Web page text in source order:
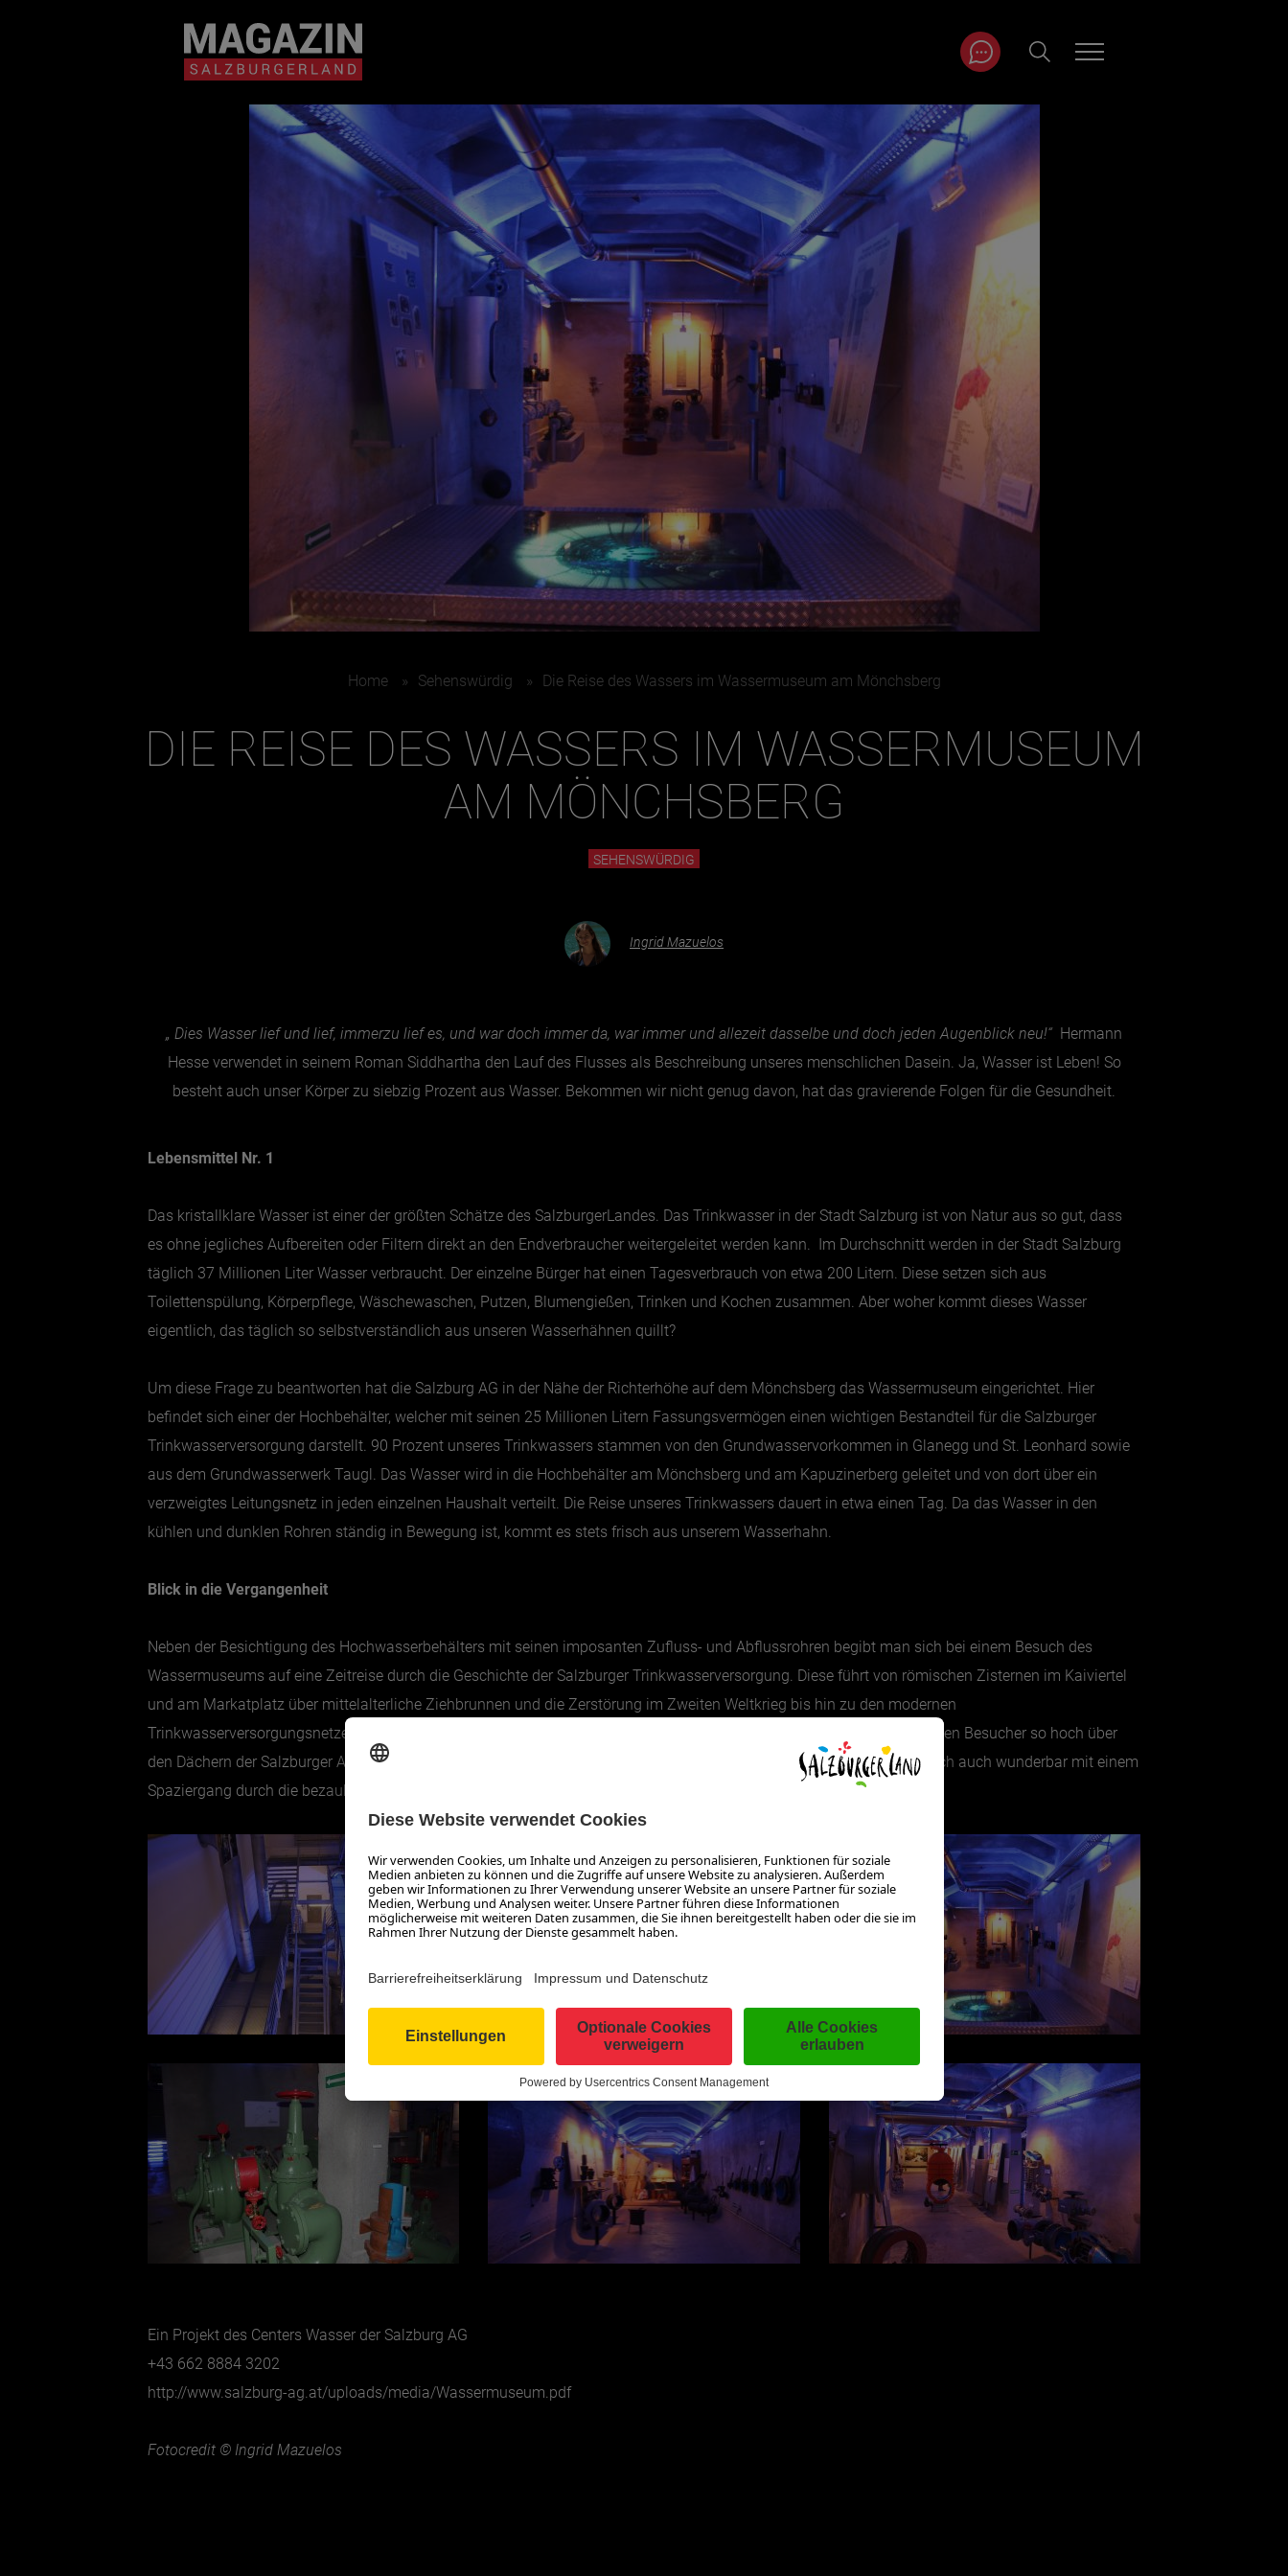
BEITRÄGE IN MEINER
KATEGORIEN
Essen & Trinken
Outdoor & Sport
Gesundheit
Nachhaltigkeit
Sehenswürdig
Kunst & Kultur
Brauchtum
Lifestyle
Hotel & Reise
Archiv
BEITRÄGE NACH
MONAT
Jänner
Februar
März
April
Mai
Juni
Juli
August
September
Oktober
November
Home » Sehenswürdig » Die Reise des Wassers im Wassermuseum am Mönchsberg
DIE REISE DES WASSERS IM WASSERMUSEUM
AM MÖNCHSBERG
SEHENSWÜRDIG
Ingrid Mazuelos
„ Dies Wasser lief und lief, immerzu lief es, und war doch immer da, war immer und allezeit dasselbe und doch jeden Augenblick neu!“Hermann
Hesse verwendet in seinem Roman Siddhartha den Lauf des Flusses als Beschreibung unseres menschlichen Dasein. Ja, Wasser ist Leben! So
besteht auch unser Körper zu siebzig Prozent aus Wasser. Bekommen wir nicht genug davon, hat das gravierende Folgen für die Gesundheit.
Lebensmittel Nr. 1
Das kristallklare Wasser ist einer der größten Schätze des SalzburgerLandes. Das Trinkwasser in der Stadt Salzburg ist von Natur aus so gut, dass
es ohne jegliches Aufbereiten oder Filtern direkt an den Endverbraucher weitergeleitet werden kann. Im Durchschnitt werden in der Stadt Salzburg
täglich 37 Millionen Liter Wasser verbraucht. Der einzelne Bürger hat einen Tagesverbrauch von etwa 200 Litern. Diese setzen sich aus
Toilettenspülung, Körperpflege, Wäschewaschen, Putzen, Blumengießen, Trinken und Kochen zusammen. Aber woher kommt dieses Wasser
eigentlich, das täglich so selbstverständlich aus unseren Wasserhähnen quillt?
Um diese Frage zu beantworten hat die Salzburg AG in der Nähe der Richterhöhe auf dem Mönchsberg das Wassermuseum eingerichtet. Hier
befindet sich einer der Hochbehälter, welcher mit seinen 25 Millionen Litern Fassungsvermögen einen wichtigen Bestandteil für die Salzburger
Trinkwasserversorgung darstellt. 90 Prozent unseres Trinkwassers stammen von den Grundwasservorkommen in Glanegg und St. Leonhard sowie
aus dem Grundwasserwerk Taugl. Das Wasser wird in die Hochbehälter am Mönchsberg und am Kapuzinerberg geleitet und von dort über ein
verzweigtes Leitungsnetz in jeden einzelnen Haushalt verteilt. Die Reise unseres Trinkwassers dauert in etwa einen Tag. Da das Wasser in den
kühlen und dunklen Rohren ständig in Bewegung ist, kommt es stets frisch aus unserem Wasserhahn.
Blick in die Vergangenheit
Neben der Besichtigung des Hochwasserbehälters mit seinen imposanten Zufluss- und Abflussrohren begibt man sich bei einem Besuch des
Wassermuseums auf eine Zeitreise durch die Geschichte der Salzburger Trinkwasserversorgung. Diese führt von römischen Zisternen im Kaiviertel
und am Markatplatz über mittelalterliche Ziehbrunnen und die Zerstörung im Zweiten Weltkrieg bis hin zu den modernen
Trinkwasserversorgungsnetzen der heutigen Zeit. Die einzigartigen Ausstellungsstücke von damals und heute lassen den Besucher so hoch über
den Dächern der Salzburger Altstadt tief in die Welt des Wassers eintauchen. Ein Besuch des Wassermuseums lässt sich auch wunderbar mit einem
Spaziergang durch die bezaubernde Naturlandschaft des Salzburger Mönchsbergs verbinden.
Ein Projekt des Centers Wasser der Salzburg AG
+43 662 8884 3202
http://www.salzburg-ag.at/uploads/media/Wassermuseum.pdf
Fotocredit © Ingrid Mazuelos